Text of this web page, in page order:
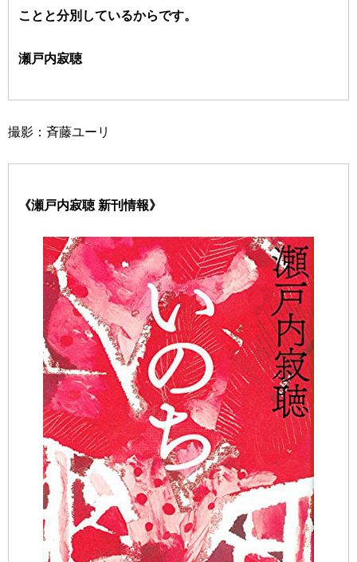
ことと分別しているからです。
瀬戸内寂聴
撮影：斉藤ユーリ
《瀬戸内寂聴 新刊情報》